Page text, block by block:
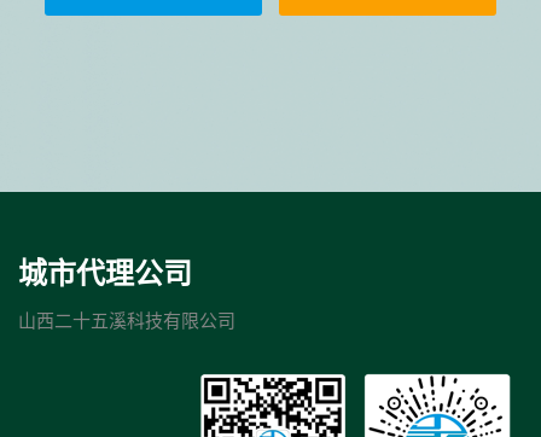
城市代理公司
山西二十五溪科技有限公司